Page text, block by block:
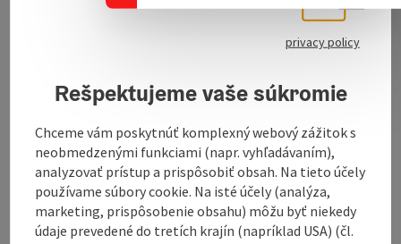
The Mattighofen Town Hall is located in the restored
Mattighofen Castle.
Send inquiry
privacy policy
Rešpektujeme vaše súkromie
Chceme vám poskytnúť komplexný webový zážitok s
neobmedzenými funkciami (napr. vyhľadávaním),
analyzovať prístup a prispôsobiť obsah. Na tieto účely
používame súbory cookie. Na isté účely (analýza,
marketing, prispôsobenie obsahu) môžu byť niekedy
údaje prevedené do tretích krajín (napríklad USA) (čl.